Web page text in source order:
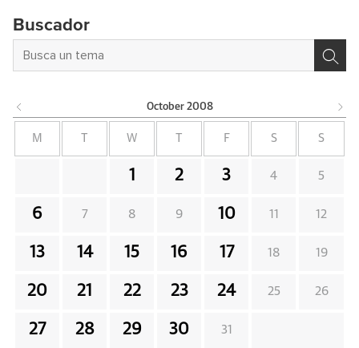
Buscador
October 2008
M W F S S
1 2 3 4 5
6 7 8 9 10 11 12
13 14 15 16 17 18 19
20 21 22 23 24 25 26
27 28 29 30 31